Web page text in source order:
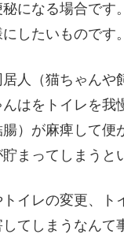
になる場合です
したいものです。
人（猫ちゃんや
はをトイレを我
）が麻痺して便
まってしまうと
イレの変更、ト
てしまうなんて